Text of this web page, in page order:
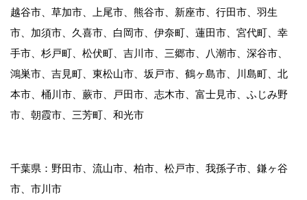
越谷市、草加市、上尾市、熊谷市、新座市、行田市、羽生
市、加須市、久喜市、白岡市、伊奈町、蓮田市、宮代町、幸
手市、杉戸町、松伏町、吉川市、三郷市、八潮市、深谷市、
鴻巣市、吉見町、東松山市、坂戸市、鶴ヶ島市、川島町、北
本市、桶川市、蕨市、戸田市、志木市、富士見市、ふじみ野
市、朝霞市、三芳町、和光市
千葉県：野田市、流山市、柏市、松戸市、我孫子市、鎌ヶ谷
市、市川市